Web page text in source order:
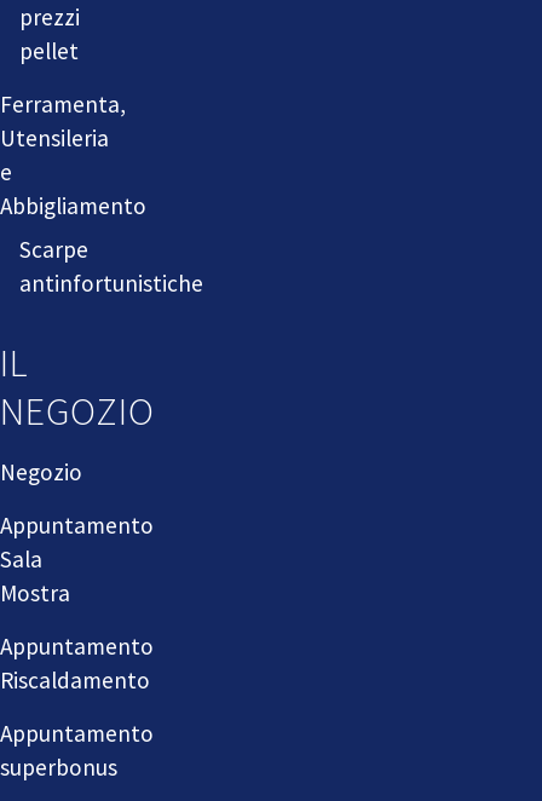
prezzi
pellet
Ferramenta,
Utensileria
e
Abbigliamento
Scarpe
antinfortunistiche
IL
NEGOZIO
Negozio
Appuntamento
Sala
Mostra
Appuntamento
Riscaldamento
Appuntamento
superbonus